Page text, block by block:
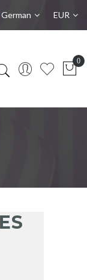
German
EUR